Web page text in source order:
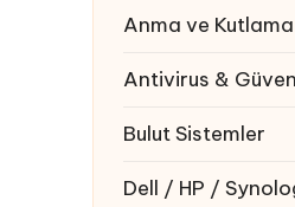
Anma ve
Antivirus &
Bulut Sistemler
Dell / HP /